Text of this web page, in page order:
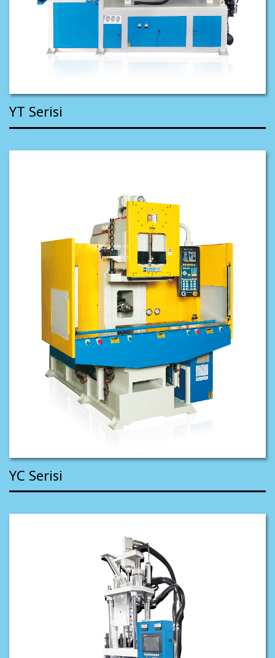
YT Serisi
YC Serisi